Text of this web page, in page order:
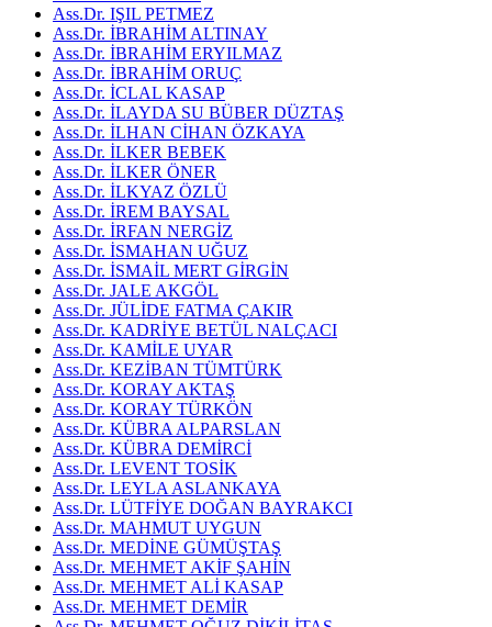
Ass.Dr. IŞIL PETMEZ
Ass.Dr. İBRAHİM ALTINAY
Ass.Dr. İBRAHİM ERYILMAZ
Ass.Dr. İBRAHİM ORUÇ
Ass.Dr. İCLAL KASAP
Ass.Dr. İLAYDA SU BÜBER DÜZTAŞ
Ass.Dr. İLHAN CİHAN ÖZKAYA
Ass.Dr. İLKER BEBEK
Ass.Dr. İLKER ÖNER
Ass.Dr. İLKYAZ ÖZLÜ
Ass.Dr. İREM BAYSAL
Ass.Dr. İRFAN NERGİZ
Ass.Dr. İSMAHAN UĞUZ
Ass.Dr. İSMAİL MERT GİRGİN
Ass.Dr. JALE AKGÖL
Ass.Dr. JÜLİDE FATMA ÇAKIR
Ass.Dr. KADRİYE BETÜL NALÇACI
Ass.Dr. KAMİLE UYAR
Ass.Dr. KEZİBAN TÜMTÜRK
Ass.Dr. KORAY AKTAŞ
Ass.Dr. KORAY TÜRKÖN
Ass.Dr. KÜBRA ALPARSLAN
Ass.Dr. KÜBRA DEMİRCİ
Ass.Dr. LEVENT TOSİK
Ass.Dr. LEYLA ASLANKAYA
Ass.Dr. LÜTFİYE DOĞAN BAYRAKCI
Ass.Dr. MAHMUT UYGUN
Ass.Dr. MEDİNE GÜMÜŞTAŞ
Ass.Dr. MEHMET AKİF ŞAHİN
Ass.Dr. MEHMET ALİ KASAP
Ass.Dr. MEHMET DEMİR